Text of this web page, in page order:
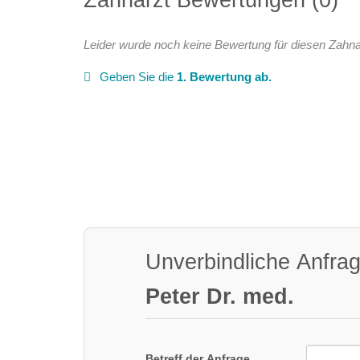
Leider wurde noch keine Bewertung für diesen
Geben Sie die 1. Bewertung ab.
Unverbindliche
Peter Dr. med.